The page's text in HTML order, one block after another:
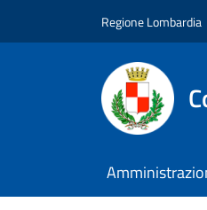
Regione Lombardia